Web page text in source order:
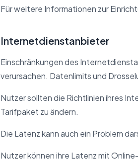
Für weitere Informationen zur
Internetdienstanbieter
Einschränkungen des
verursachen. Datenlimits und
Nutzer sollten die Richtlinien ihres
Tarifpaket zu ändern.
Die Latenz kann auch ein Problem
Nutzer können ihre Latenz mit